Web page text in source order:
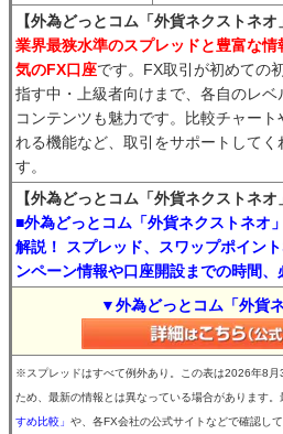
【外為どっとコム「外貨ネクストネオ
業界最狭水準のスプレッドと豊富な
気のFX口座です。FX取引が初めての
指す中・上級者向けまで、各自のレ
コンテンツも魅力です。比較チャート
れる機能など、取引をサポートしてく
す。
【外為どっとコム「外貨ネクストネオ
■外為どっとコム「外貨ネクストネオ
解説！ スプレッド、スワップポイン
ンペーン情報や口座開設までの時間、
▼外為どっとコム「外貨
※スプレッドはすべて例外あり。この表は2026年8月
ため、最新の情報とは異なっている場合があります
すめ比較」 や、各FX会社の公式サイトなどで確認し